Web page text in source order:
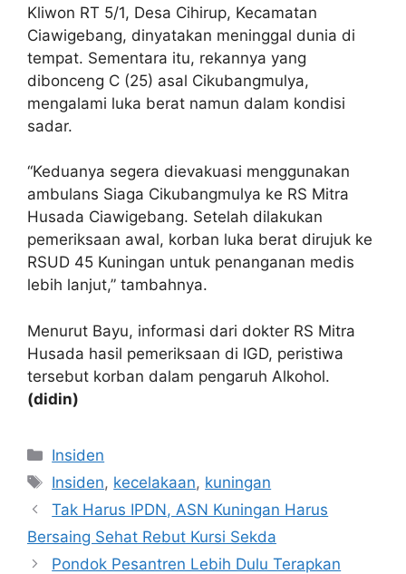
Kliwon RT 5/1, Desa Cihirup, Kecamatan
Ciawigebang, dinyatakan meninggal dunia di
tempat. Sementara itu, rekannya yang
dibonceng C (25) asal Cikubangmulya,
mengalami luka berat namun dalam kondisi
sadar.
“Keduanya segera dievakuasi menggunakan
ambulans Siaga Cikubangmulya ke RS Mitra
Husada Ciawigebang. Setelah dilakukan
pemeriksaan awal, korban luka berat dirujuk ke
RSUD 45 Kuningan untuk penanganan medis
lebih lanjut,” tambahnya.
Menurut Bayu, informasi dari dokter RS Mitra
Husada hasil pemeriksaan di IGD, peristiwa
tersebut korban dalam pengaruh Alkohol.
(didin)
Kategori
Insiden
Tag
Insiden, kecelakaan, kuningan
Tak Harus IPDN, ASN Kuningan Harus
Bersaing Sehat Rebut Kursi Sekda
Pondok Pesantren Lebih Dulu Terapkan